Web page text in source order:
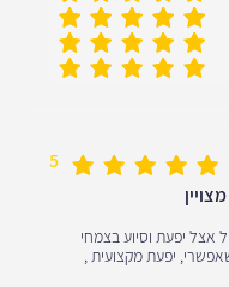
5
מצויין
אצל יפעת וסיוע בצמחי
יפעת מקצועית ,